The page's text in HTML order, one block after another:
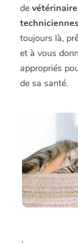
de
techniciennes
toujours là,
et à vous
appropriés
de sa santé.